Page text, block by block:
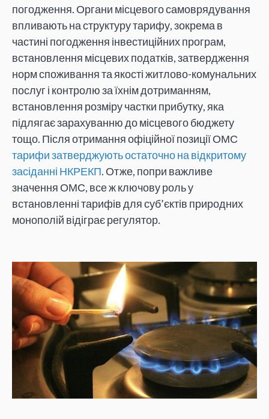
погодження. Органи місцевого самоврядування
впливають на структуру тарифу, зокрема в
частині погодження інвестиційних програм,
встановлення місцевих податків, затвердження
норм споживання та якості житлово-комунальних
послуг і контролю за їхнім дотриманням,
встановлення розміру частки прибутку, яка
підлягає зарахуванню до місцевого бюджету
тощо. Після отримання офіційної позиції ОМС
тарифи затверджують остаточно на відкритому
засіданні НКРЕКП. Отже, попри важливе
значення ОМС, все ж ключову роль у
встановленні тарифів для суб’єктів природних
монополій відіграє регулятор.